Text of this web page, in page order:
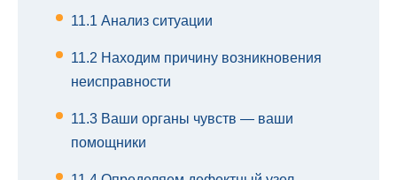
11.1 Анализ ситуации
11.2 Находим причину возникновения
неисправности
11.3 Ваши органы чувств — ваши
помощники